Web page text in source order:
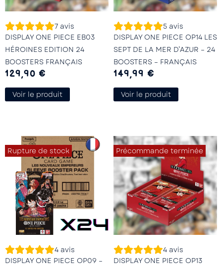
7 avis
DISPLAY ONE PIECE EB03
HÉROINES EDITION 24
BOOSTERS FRANÇAIS
129,90 €
Voir le produit
5 avis
DISPLAY ONE PIECE OP14 LES
SEPT DE LA MER D’AZUR – 24
BOOSTERS – FRANÇAIS
149,99 €
Voir le produit
Rupture de stock
4 avis
DISPLAY ONE PIECE OP09 –
Précommande terminée
4 avis
DISPLAY ONE PIECE OP13